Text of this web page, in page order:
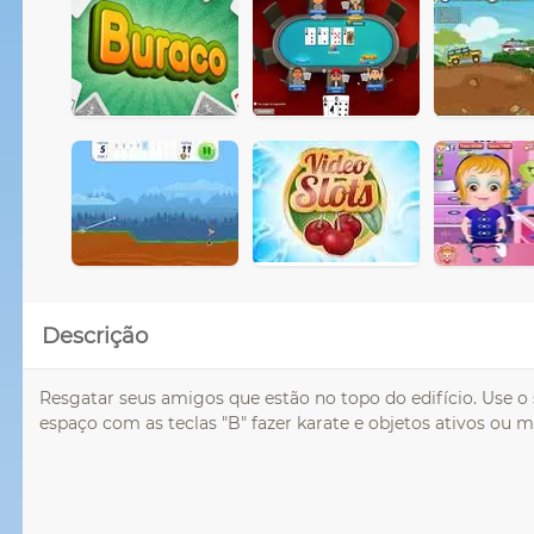
Descrição
Resgatar seus amigos que estão no topo do edifício. Use
espaço com as teclas "B" fazer karate e objetos ativos ou